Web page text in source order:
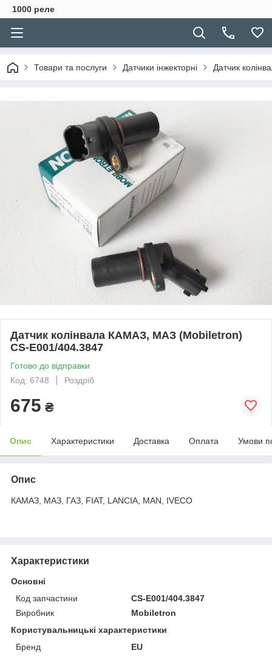
1000 реле
Товари та послуги Датчики інжекторні Датчик
Датчик колінвала КАМАЗ, МАЗ (Mobiletron)
CS-E001/404.3847
Готово до відправки
Код: 6748
Роздріб
675 ₴
Опис Характеристики Доставка Оплата Умови
Опис
КАМАЗ, МАЗ, ГАЗ, FIAT, LANCIA, MAN, IVECO
Характеристики
Основні
Код запчастини
CS-E001/404.3847
Виробник
Mobiletron
Користувальницькі характеристики
Бренд
EU